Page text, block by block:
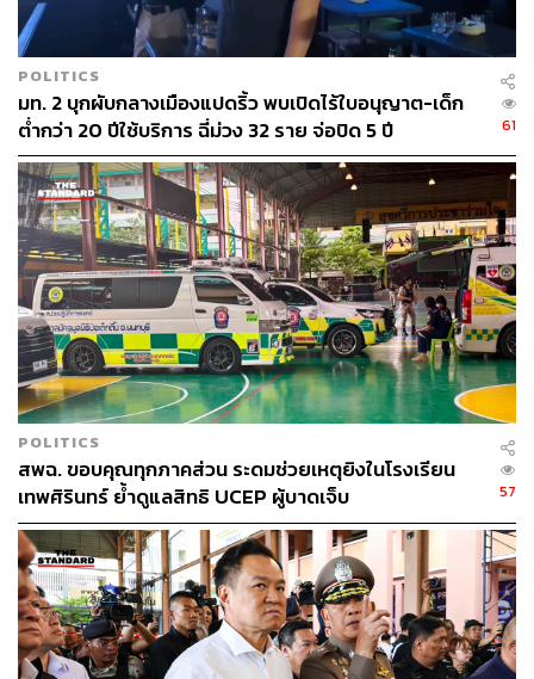
POLITICS
มท. 2 บุกผับกลางเมืองแปดริ้ว พบเปิดไร้ใบอนุญาต-เด็ก
ต่ำกว่า 20 ปีใช้บริการ ฉี่ม่วง 32 ราย จ่อปิด 5 ปี
61
POLITICS
สพฉ. ขอบคุณทุกภาคส่วน ระดมช่วยเหตุยิงในโรงเรียน
เทพศิรินทร์ ย้ำดูแลสิทธิ UCEP ผู้บาดเจ็บ
57